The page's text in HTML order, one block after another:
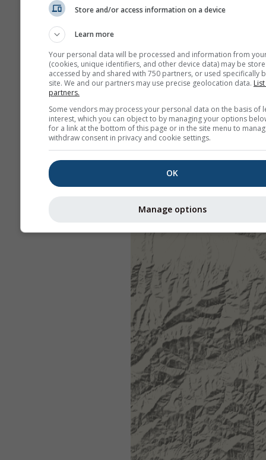
Store and/or access information on a device
Learn more
Your personal data will be processed and information from
(cookies, unique identifiers, and other device data) may be
accessed by and shared with 750 partners, or used specifically
site. We and our partners may use precise geolocation data.
partners.
Some vendors may process your personal data on the basis of
interest, which you can object to by managing your options
for a link at the bottom of this page or in the site menu to
withdraw consent in privacy and cookie settings.
OK
Manage options